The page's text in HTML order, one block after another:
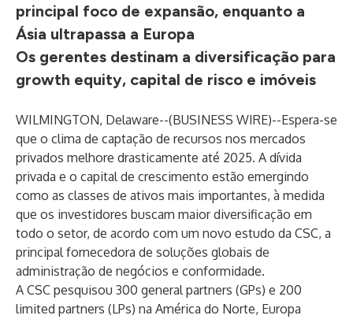
principal foco de expansão, enquanto a
Ásia ultrapassa a Europa
Os gerentes destinam a diversificação para
growth equity, capital de risco e imóveis
WILMINGTON, Delaware--(BUSINESS WIRE)--Espera-se
que o clima de captação de recursos nos mercados
privados melhore drasticamente até 2025. A dívida
privada e o capital de crescimento estão emergindo
como as classes de ativos mais importantes, à medida
que os investidores buscam maior diversificação em
todo o setor, de acordo com um novo estudo da CSC, a
principal fornecedora de soluções globais de
administração de negócios e conformidade.
A CSC pesquisou 300 general partners (GPs) e 200
limited partners (LPs) na América do Norte, Europa